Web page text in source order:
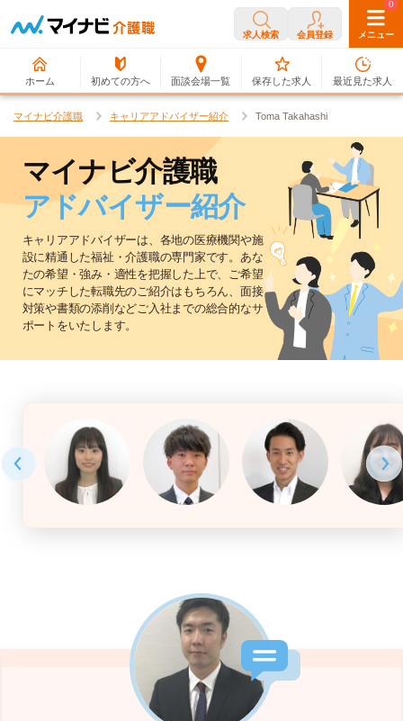
求人検索 会員登録 メニュー
ホーム 初めての方へ 面談会場一覧
0
保存した求人
0
最近見た求人
マイナビ介護職 キャリアアドバイザー紹介 Toma Takahashi
マイナビ介護職
アドバイザー紹介
キャリアアドバイザーは、各地の医療機関や施
設に精通した福祉・介護職の専門家です。 あな
たの希望・強み・適性を把握した上で、ご希望
にマッチした転職先のご紹介はもちろん、 面接
対策や書類の添削などご入社までの総合的なサ
ポートをいたします。